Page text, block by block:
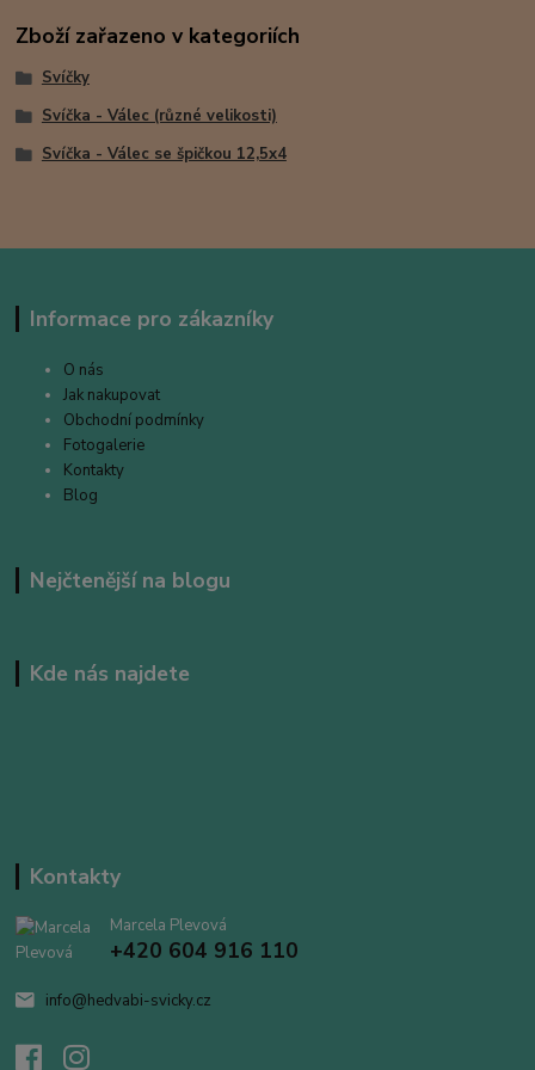
Zboží zařazeno v kategoriích
Svíčky
Svíčka - Válec (různé velikosti)
Svíčka - Válec se špičkou 12,5x4
Informace pro zákazníky
O nás
Jak nakupovat
Obchodní podmínky
Fotogalerie
Kontakty
Blog
Nejčtenější na blogu
Kde nás najdete
Kontakty
Marcela Plevová
+420 604 916 110
info@hedvabi-svicky.cz